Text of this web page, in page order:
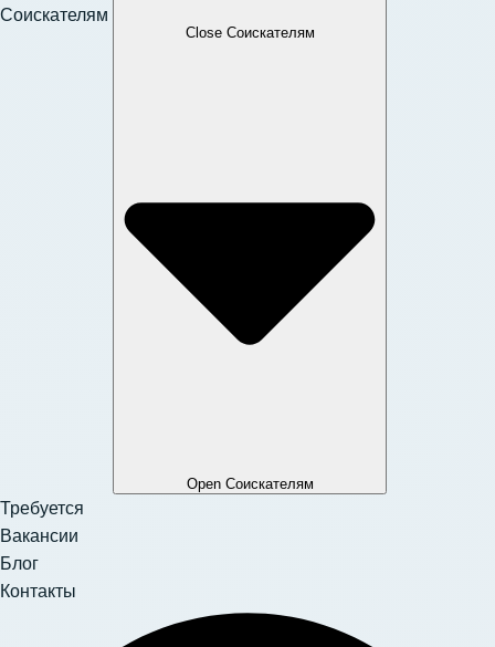
Соискателям
Close Соискателям
Open Соискателям
Требуется
Вакансии
Блог
Контакты